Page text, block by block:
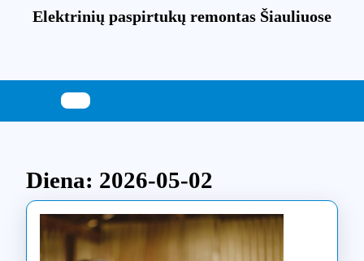
Elektrinių paspirtukų remontas Šiauliuose
Diena: 2026-05-02